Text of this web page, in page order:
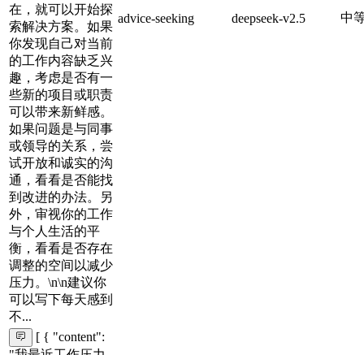
在，就可以开始探
索解决方案。如果
你发现自己对当前
的工作内容缺乏兴
趣，考虑是否有一
些新的项目或职责
可以带来新鲜感。
如果问题是与同事
或领导的关系，尝
试开放和诚实的沟
通，看看是否能找
到改进的办法。另
外，审视你的工作
与个人生活的平
衡，看看是否存在
调整的空间以减少
压力。\n\n建议你
可以写下每天感到
不...
advice-seeking deepseek-v2.5 中
[ { "content":